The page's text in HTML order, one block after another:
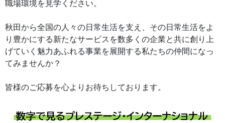
職場環境を見学ください。
秋田から全国の人々の日常生活を支え、その日常生活をよ
り豊かにする新たなサービスを数多くの企業と共に創り上
げていく魅力あふれる事業を展開する私たちの仲間になっ
てみませんか？
皆様のご応募を心よりお待ちしております。